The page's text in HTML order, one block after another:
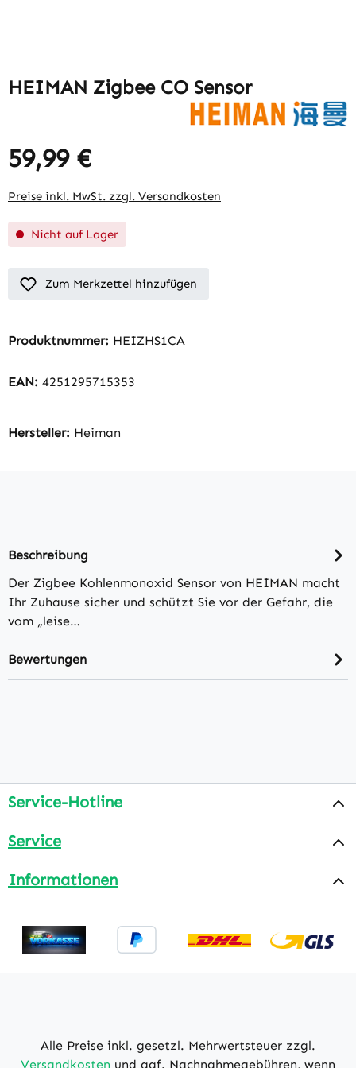
HEIMAN Zigbee CO Sensor
59,99 €
Preise inkl. MwSt. zzgl. Versandkosten
Nicht auf Lager
Zum Merkzettel hinzufügen
Produktnummer: HEIZHS1CA
EAN: 4251295715353
Hersteller: Heiman
Beschreibung
Der Zigbee Kohlenmonoxid Sensor von HEIMAN macht
Ihr Zuhause sicher und schützt Sie vor der Gefahr, die
vom „leise…
Bewertungen
Service-Hotline
Service
Informationen
Alle Preise inkl. gesetzl. Mehrwertsteuer zzgl.
Versandkosten und ggf. Nachnahmegebühren, wenn